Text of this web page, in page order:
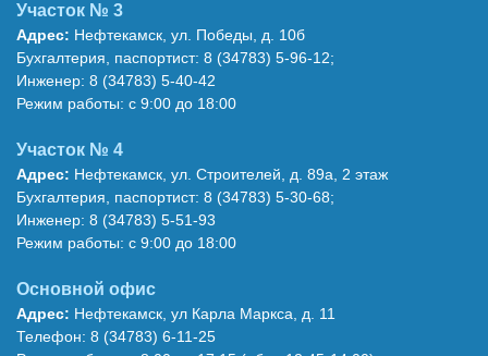
Участок № 3
Адрес: Нефтекамск, ул. Победы, д. 10б
Бухгалтерия, паспортист: 8 (34783) 5-96-12;
Инженер: 8 (34783) 5-40-42
Режим работы: с 9:00 до 18:00
Участок № 4
Адрес: Нефтекамск, ул. Строителей, д. 89а, 2 этаж
Бухгалтерия, паспортист: 8 (34783) 5-30-68;
Инженер: 8 (34783) 5-51-93
Режим работы: с 9:00 до 18:00
Основной офис
Адрес: Нефтекамск, ул Карла Маркса, д. 11
Телефон: 8 (34783) 6-11-25